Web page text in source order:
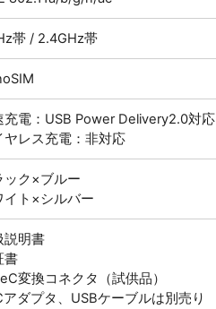
帯 / 2.4GHz帯
充電：USB Power Delivery2.0対応
ヤレス充電：非対応
ック×ブルー
イト×シルバー
説明書
書
変換コネクタ（試供品）
アダプタ、USBケーブルは別売り